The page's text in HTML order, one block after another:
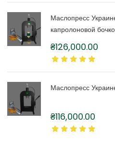
Маслопресс
капролоновой
₴126,000.00
Маслопресс
₴116,000.00